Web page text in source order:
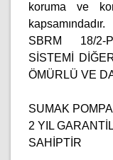
koruma ve
kapsamındadır.
SBRM 18/2-
SİSTEMİ
ÖMÜRLÜ VE
SUMAK
2 YIL
SAHİPTİR